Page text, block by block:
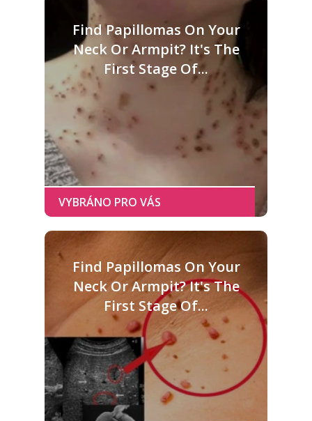
Find Papillomas On Your
Neck Or Armpit? It's The
First Stage Of...
Find Papillomas On Your
Neck Or Armpit? It's The
First Stage Of...